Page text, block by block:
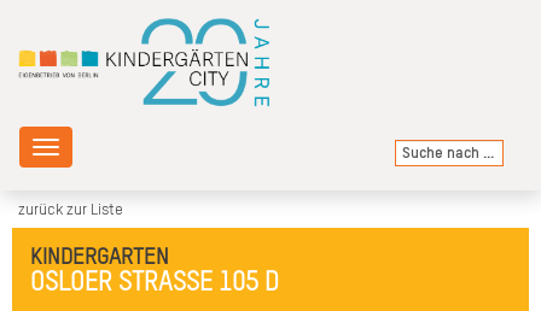
Toggle
navigation
zurück zur Liste
KINDERGARTEN
OSLOER STRASSE 105 D